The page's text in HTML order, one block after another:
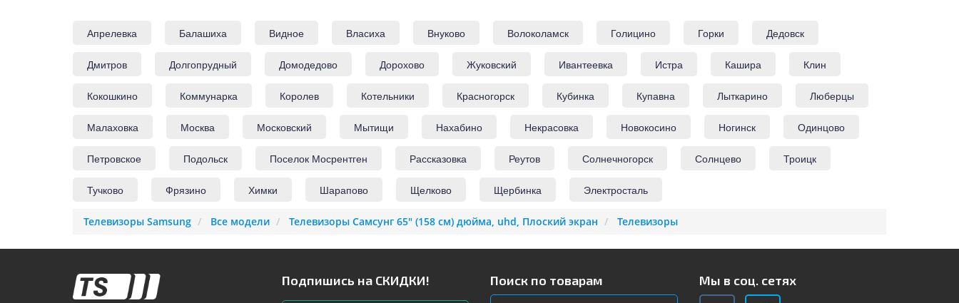
Апрелевка Балашиха Видное Власиха Внуково Волоколамск Голицино Горки Дедовск
Дмитров Долгопрудный Домодедово Дорохово Жуковский Ивантеевка Истра Кашира Клин
Кокошкино Коммунарка Королев Котельники Красногорск Кубинка Купавна Лыткарино Люберцы
Малаховка Москва Московский Мытищи Нахабино Некрасовка Новокосино Ногинск Одинцово
Петровское Подольск Поселок Мосрентген Рассказовка Реутов Солнечногорск Солнцево Троицк
Тучково Фрязино Химки Шарапово Щелково Щербинка Электросталь
Телевизоры Samsung Все модели Телевизоры Самсунг 65" (158 см) дюйма, uhd, Плоский экран Телевизоры
Подпишись на СКИДКИ! Поиск по товарам Мы в соц. сетях